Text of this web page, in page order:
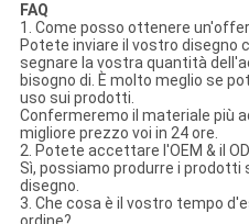
FAQ
1. Come posso ottenere
Potete inviare il vostro disegno
segnare la vostra quantità
bisogno di. È molto meglio se
uso sui prodotti.
Confermeremo il materiale più
migliore prezzo voi in 24 ore.
2. Potete accettare l'OEM & il
Sì, possiamo produrre i
disegno.
3. Che cosa è il vostro tempo